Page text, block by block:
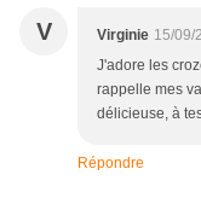
V Virginie 15/09/
J'adore les
rappelle mes
délicieuse, à
Répondre